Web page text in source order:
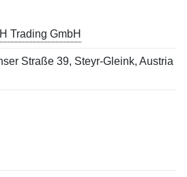
Trading GmbH
Straße 39, Steyr-Gleink, Austria